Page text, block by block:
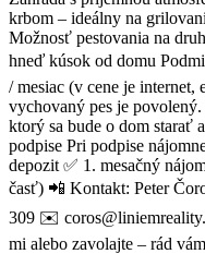
krbom – ideálny na
Možnosť pestovania na
hneď kúsok od domu
/ mesiac (v cene je
vychovaný pes je
ktorý sa bude o dom starať
podpise Pri podpise
depozit ✅ 1. mesačný
časť) 📲 Kontakt: Peter
309 ✉️
mi alebo zavolajte – rád